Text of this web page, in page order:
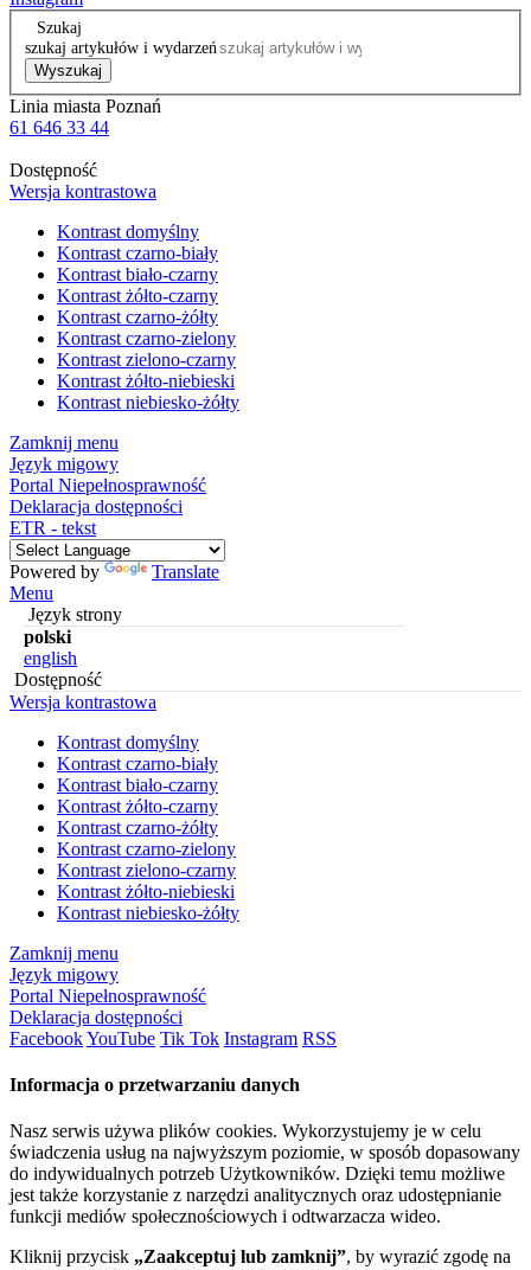
Szukaj
szukaj artykułów i wydarzeń
Wyszukaj
Linia miasta Poznań
61 646 33 44
Dostępność
Wersja kontrastowa
Kontrast domyślny
Kontrast czarno-biały
Kontrast biało-czarny
Kontrast żółto-czarny
Kontrast czarno-żółty
Kontrast czarno-zielony
Kontrast zielono-czarny
Kontrast żółto-niebieski
Kontrast niebiesko-żółty
Zamknij menu
Język migowy
Portal Niepełnosprawność
Deklaracja dostępności
ETR - tekst
Powered by
Translate
Menu
Język strony
polski
english
Dostępność
Wersja kontrastowa
Kontrast domyślny
Kontrast czarno-biały
Kontrast biało-czarny
Kontrast żółto-czarny
Kontrast czarno-żółty
Kontrast czarno-zielony
Kontrast zielono-czarny
Kontrast żółto-niebieski
Kontrast niebiesko-żółty
Zamknij menu
Język migowy
Portal Niepełnosprawność
Deklaracja dostępności
FacebookYouTube Tik Tok Instagram RSS
Informacja o przetwarzaniu danych
Nasz serwis używa plików cookies. Wykorzystujemy je w celu
świadczenia usług na najwyższym poziomie, w sposób dopasowany
do indywidualnych potrzeb Użytkowników. Dzięki temu możliwe
jest także korzystanie z narzędzi analitycznych oraz udostępnianie
funkcji mediów społecznościowych i odtwarzacza wideo.
Kliknij przycisk „Zaakceptuj lub zamknij”, by wyrazić zgodę na